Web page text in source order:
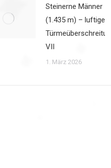
Steinerne Männer
(1.435 m) – luftige
Türmeüberschreitung
VII
1. März 2026